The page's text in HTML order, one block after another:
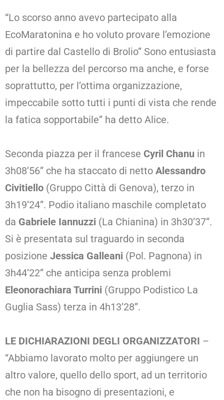
“Lo scorso anno avevo partecipato alla
EcoMaratonina e ho voluto provare l’emozione
di partire dal Castello di Brolio” Sono entusiasta
per la bellezza del percorso ma anche, e forse
soprattutto, per l’ottima organizzazione,
impeccabile sotto tutti i punti di vista che rende
la fatica sopportabile” ha detto Alice.
Seconda piazza per il francese Cyril Chanu in
3h08’56” che ha staccato di netto Alessandro
Civitiello (Gruppo Città di Genova), terzo in
3h19’24”. Podio italiano maschile completato
da Gabriele Iannuzzi (La Chianina) in 3h30’37”.
Si è presentata sul traguardo in seconda
posizione Jessica Galleani (Pol. Pagnona) in
3h44’22” che anticipa senza problemi
Eleonorachiara Turrini (Gruppo Podistico La
Guglia Sass) terza in 4h13’28”.
LE DICHIARAZIONI DEGLI ORGANIZZATORI –
“Abbiamo lavorato molto per aggiungere un
altro valore, quello dello sport, ad un territorio
che non ha bisogno di presentazioni, e